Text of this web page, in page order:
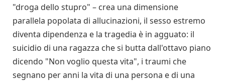
"droga dello stupro" – crea una dimensione
parallela popolata di allucinazioni, il sesso estremo
diventa dipendenza e la tragedia è in agguato: il
suicidio di una ragazza che si butta dall'ottavo piano
dicendo "Non voglio questa vita", i traumi che
segnano per anni la vita di una persona e di una